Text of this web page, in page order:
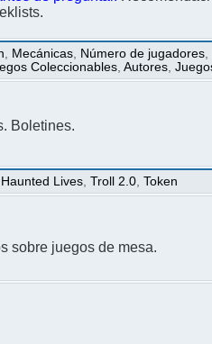
Mecánicas Número de jugadores
Coleccionables ,Autores ,
Boletines.
Haunted Lives ,Troll 2.0 ,Token
sobre juegos de mesa.